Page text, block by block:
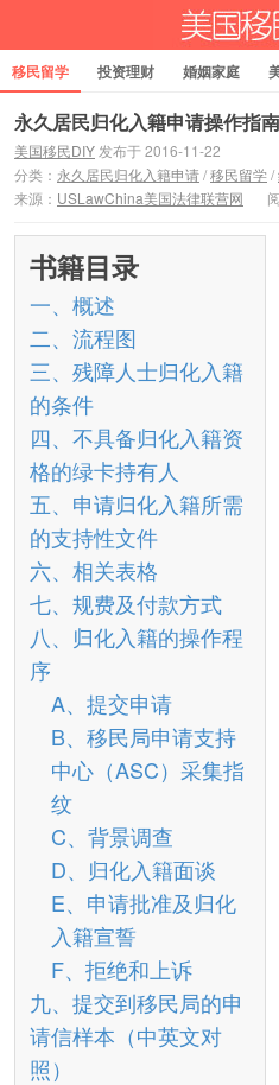
移民留学 投资理财 婚姻家庭
法律税务
关于我们
永久居民归化入籍申请操作指
美国移民DIY 发布于 2016-11-22
分类： 永久居民归化入籍申请/移民留学/
来源： USLawChina美国法律联营网
书籍目录
一、概述
二、流程图
三、残障人士归化入籍
的条件
四、不具备归化入籍资
格的绿卡持有人
五、申请归化入籍所需
的支持性文件
六、相关表格
七、规费及付款方式
八、归化入籍的操作程
序
A、提交申请
B、移民局申请支持
中心（ASC）采集指
纹
C、背景调查
D、归化入籍面谈
E、申请批准及归化
入籍宣誓
F、拒绝和上诉
九、提交到移民局的申
请信样本（中英文对
照）